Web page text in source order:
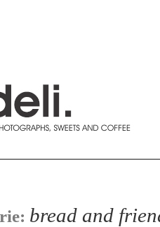
bread and